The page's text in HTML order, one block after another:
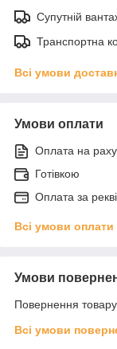
Супутній
Транспортна
Всі умови
Умови оплати
Оплата на
Готівкою
Оплата за
Всі умови оплати
Умови
Повернення
Всі умови